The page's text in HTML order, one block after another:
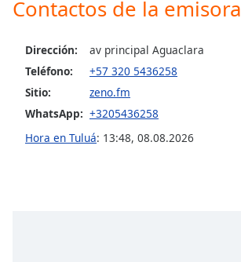
Caption
Area
Background
Color
Contactos de la emisora
Dirección:
av principal Aguaclara
Teléfono:
+57 320 5436258
Sitio:
zeno.fm
WhatsApp: +3205436258
Hora en Tuluá: 13:48, 08.08.2026